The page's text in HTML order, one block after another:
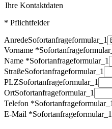
Ihre Kontaktdaten
* Pflichtfelder
AnredeSofortanfrageformular_1
Vorname *
Name *Sofortanfrageformular_1
StraßeSofortanfrageformular_1
PLZSofortanfrageformular_1
OrtSofortanfrageformular_1
Telefon *Sofortanfrageformular_1
E-Mail *Sofortanfrageformular_1